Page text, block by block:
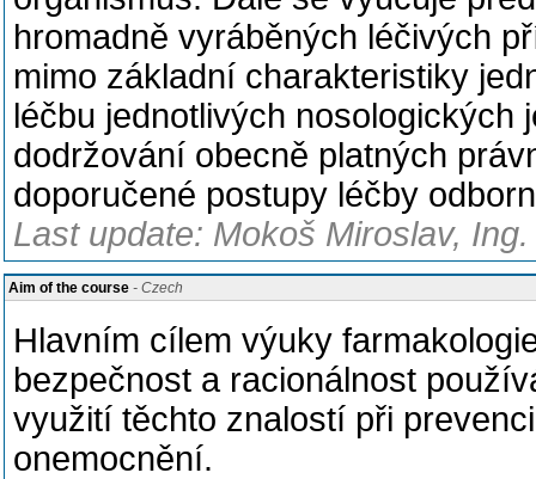
hromadně vyráběných léčivých
mimo základní charakteristiky
léčbu jednotlivých
dodržování obecně platných
doporučené postupy léčby
Last update: Mokoš Miroslav,
Aim of the course - Czech
Hlavním cílem výuky
bezpečnost a racionálnost
využití těchto znalostí při
onemocnění.